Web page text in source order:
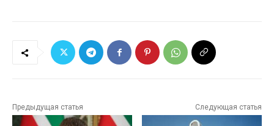
Предыдущая статья Следующая статья